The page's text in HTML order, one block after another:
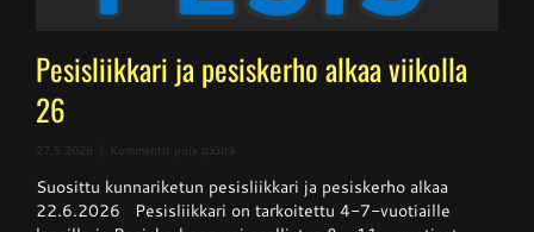
Pesisliikkari ja pesiskerho alkaa viikolla
26
27.5.2026 Kommentit pois päältä
ja
pesiskerho
alkaa
Suosittu kunnariketun pesisliikkari ja pesiskerho alkaa
22.6.2026 Pesisliikkari on tarkoitettu 4-7-vuotiaille